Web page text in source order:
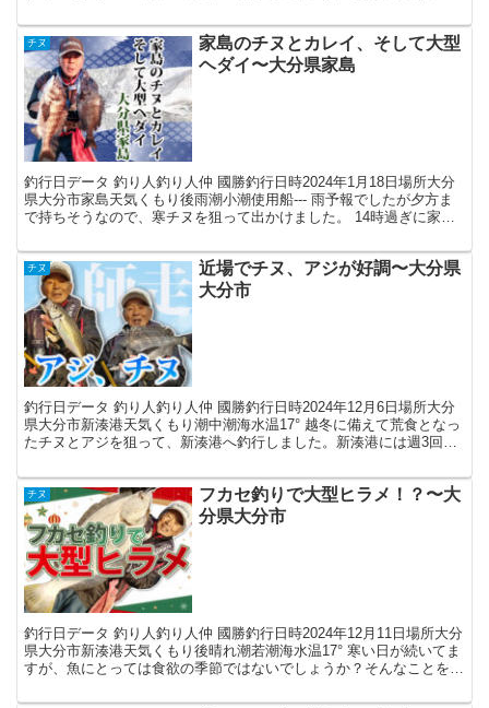
チヌ
家島のチヌとカレイ、そして大型
ヘダイ〜大分県家島
釣行日データ 釣り人釣り人仲 國勝釣行日時2024年1月18日場所大分
県大分市家島天気くもり後雨潮小潮使用船--- 雨予報でしたが夕方ま
で持ちそうなので、寒チヌを狙って出かけました。 14時過ぎに家島
チヌ
近場でチヌ、アジが好調〜大分県
大分市
釣行日データ 釣り人釣り人仲 國勝釣行日時2024年12月6日場所大分
県大分市新湊港天気くもり潮中潮海水温17° 越冬に備えて荒食となっ
たチヌとアジを狙って、新湊港へ釣行しました。新湊港には週3回ほ
チヌ
フカセ釣りで大型ヒラメ！？〜大
分県大分市
釣行日データ 釣り人釣り人仲 國勝釣行日時2024年12月11日場所大分
県大分市新湊港天気くもり後晴れ潮若潮海水温17° 寒い日が続いてま
すが、魚にとっては食欲の季節ではないでしょうか？そんなことを考